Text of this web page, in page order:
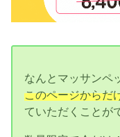
なんとマッサンペ
このページからだ
ていただくことが